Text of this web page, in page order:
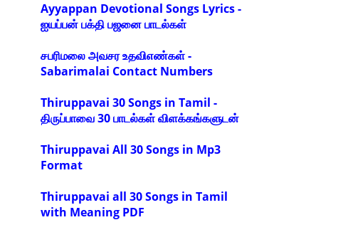
Ayyappan Devotional Songs Lyrics -
ஐயப்பன் பக்தி பஜனை பாடல்கள்
சபரிமலை அவசர உதவிஎண்கள் -
Sabarimalai Contact Numbers
Thiruppavai 30 Songs in Tamil -
திருப்பாவை 30 பாடல்கள் விளக்கங்களுடன்
Thiruppavai All 30 Songs in Mp3
Format
Thiruppavai all 30 Songs in Tamil
with Meaning PDF